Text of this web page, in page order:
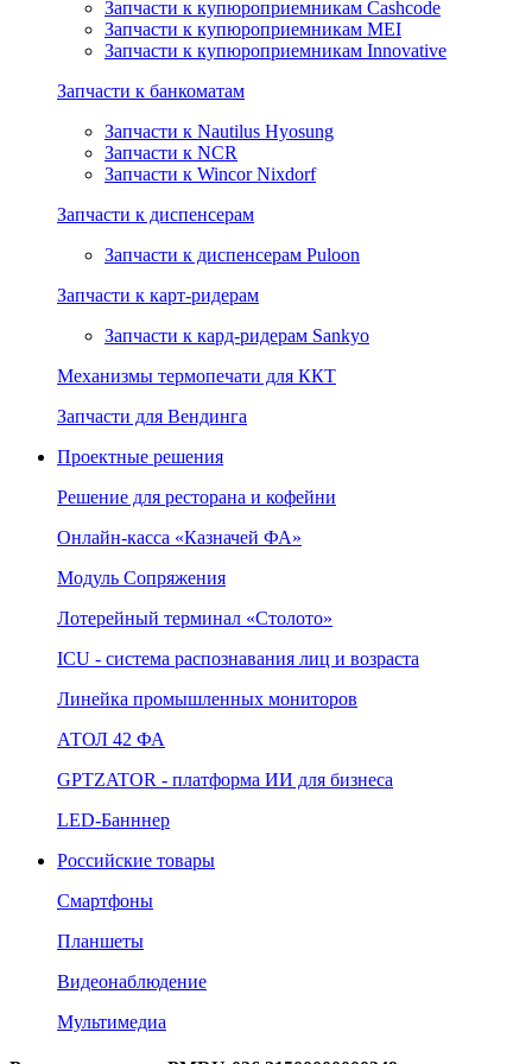
Запчасти к купюроприемникам Cashcode
Запчасти к купюроприемникам MEI
Запчасти к купюроприемникам Innovative
Запчасти к банкоматам
Запчасти к Nautilus Hyosung
Запчасти к NCR
Запчасти к Wincor Nixdorf
Запчасти к диспенсерам
Запчасти к диспенсерам Puloon
Запчасти к карт-ридерам
Запчасти к кард-ридерам Sankyo
Механизмы термопечати для ККТ
Запчасти для Вендинга
Проектные решения
Решение для ресторана и кофейни
Онлайн‑касса «Казначей ФА»
Модуль Сопряжения
Лотерейный терминал «Столото»
ICU - система распознавания лиц и возраста
Линейка промышленных мониторов
АТОЛ 42 ФА
GPTZATOR - платформа ИИ для бизнеса
LED-Банннер
Российские товары
Смартфоны
Планшеты
Видеонаблюдение
Мультимедиа